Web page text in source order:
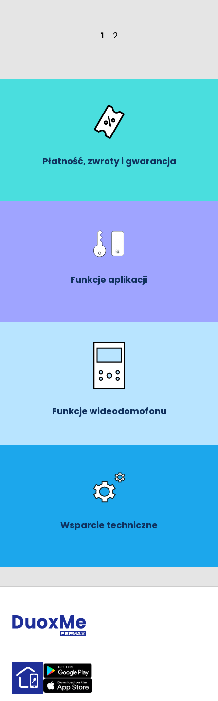
1 2
Płatność, zwroty i gwarancja
Funkcje aplikacji
Funkcje wideodomofonu
Wsparcie techniczne